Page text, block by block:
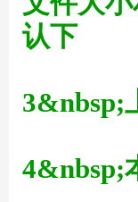
认下
3&nbsp;
4&nbsp;